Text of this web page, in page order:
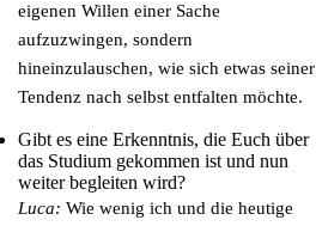
eigenen Willen einer Sache
aufzuzwingen, sondern
hineinzulauschen, wie sich etwas seiner
Tendenz nach selbst entfalten möchte.
Gibt es eine Erkenntnis, die Euch über
das Studium gekommen ist und nun
weiter begleiten wird?
Luca: Wie wenig ich und die heutige